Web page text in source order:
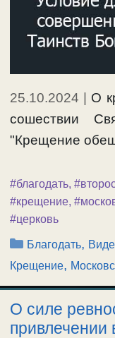
25.10.2024
О
сошествии
"Крещение
#благодать,
#крещение,
#церковь
Рубрики
Благодать,
Крещение,
О силе
привлечении